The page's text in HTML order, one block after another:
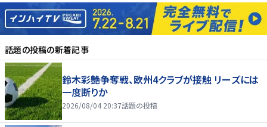
話題の投稿の新着記事
鈴木彩艶争奪戦、欧州4クラブが接触 リーズには
一度断りか
2026/08/04 20:37話題の投稿